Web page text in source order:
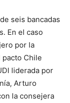
seis bancadas
En el caso
por la
Chile
liderada por
Arturo
la consejera